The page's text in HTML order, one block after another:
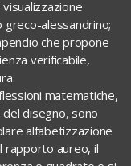
greco-alessandrino;
che propone
verificabile,
matematiche,
disegno, sono
alfabetizzazione
rapporto aureo, il